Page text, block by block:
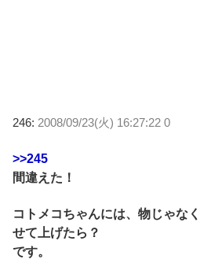
246: 2008/09/23(火) 16:27:22 0
>>245
間違えた！
コトメコちゃんには、物じゃな
せて上げたら？
です。